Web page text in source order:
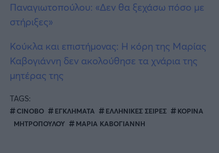
Παναγιωτοπούλου: «Δεν θα ξεχάσω πόσο με
στήριξες»
Κούκλα και επιστήμονας: H κόρη της Μαρίας
Καβογιάννη δεν ακολούθησε τα χνάρια της
μητέρας της
TAGS:
CINOBO ΕΓΚΛΗΜΑΤΑ ΕΛΛΗΝΙΚΕΣ ΣΕΙΡΕΣ
ΚΟΡΙΝΑ
ΜΗΤΡΟΠΟΥΛΟΥ
ΜΑΡΙΑ ΚΑΒΟΓΙΑΝΝΗ